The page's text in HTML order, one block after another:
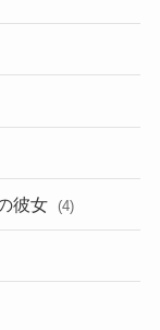
彼女 (4)